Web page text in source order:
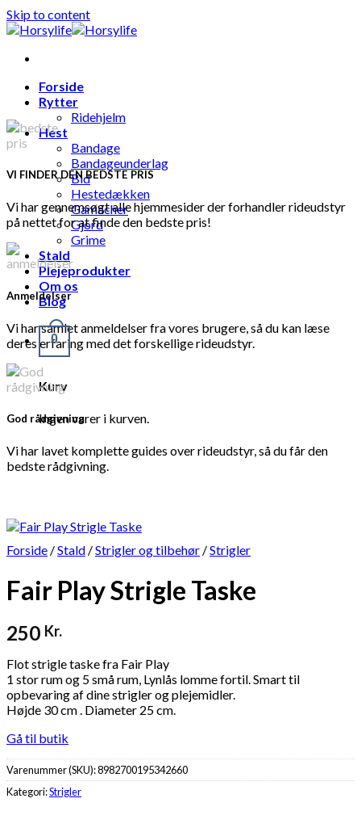
Skip to content
Forside
Rytter
Ridehjelm
Hest
Bandage
Bandageunderlag
Bid
Hestedækken
Gamacher
Gjord
Grime
Stald
Plejeprodukter
Om os
Blog
0
Kurv
Ingen varer i kurven.
VI FINDER DEN BEDSTE PRIS
Vi har gennemsøgt alle hjemmesider der forhandler rideudstyr
på nettet for at finde den bedste pris!
Anmeldelser
Vi har samlet anmeldelser fra vores brugere, så du kan læse
deres erfaring med det forskellige rideudstyr.
God rådgivning
Vi har lavet komplette guides over rideudstyr, så du får den
bedste rådgivning.
Forside /Stald /Strigler og tilbehør /Strigler
Fair Play Strigle Taske
250 Kr.
Flot strigle taske fra Fair Play
1 stor rum og 5 små rum, Lynlås lomme fortil. Smart til
opbevaring af dine strigler og plejemidler.
Højde 30 cm . Diameter 25 cm.
Gå til butik
Varenummer (SKU):8982700195342660
Kategori:Strigler